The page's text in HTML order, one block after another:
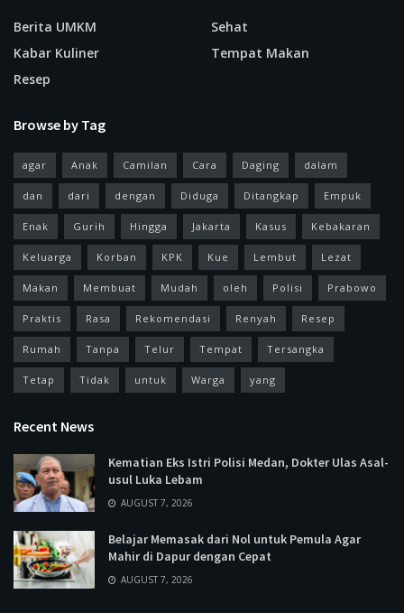
Berita UMKM
Kabar Kuliner
Resep
Sehat
Tempat Makan
Browse by Tag
agar Anak Camilan Cara Daging dalam
dan dari dengan Diduga Ditangkap Empuk
Enak Gurih Hingga Jakarta Kasus Kebakaran
Keluarga Korban KPK Kue Lembut Lezat
Makan Membuat Mudah oleh Polisi Prabowo
Praktis Rasa Rekomendasi Renyah Resep
Rumah Tanpa Telur Tempat Tersangka
Tetap Tidak untuk Warga yang
Recent News
Kematian Eks Istri Polisi Medan, Dokter Ulas Asal-
usul Luka Lebam
AUGUST 7, 2026
Belajar Memasak dari Nol untuk Pemula Agar
Mahir di Dapur dengan Cepat
AUGUST 7, 2026